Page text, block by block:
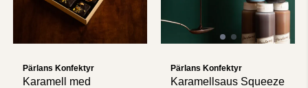
Pärlans Konfektyr
Karamell med
Pärlans Konfektyr
Karamellsaus Squeeze